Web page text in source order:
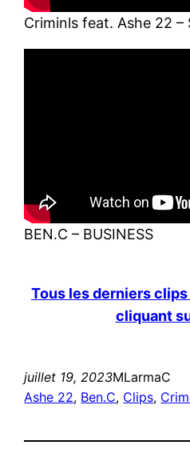
Criminls feat. Ashe 22 –
BEN.C – BUSINESS
Tous les derniers
cliquant
juillet 19, 2023MLarmaC
Ashe 22, Ben.C, Clips,